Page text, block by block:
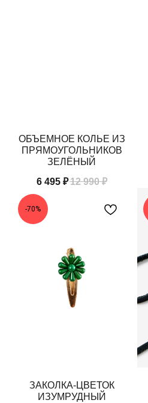
ОБЪЕМНОЕ КОЛЬЕ ИЗ
ПРЯМОУГОЛЬНИКОВ
ЗЕЛЁНЫЙ
6 495 ₽12 990 ₽
-70%
ЗАКОЛКА-ЦВЕТОК
ИЗУМРУДНЫЙ